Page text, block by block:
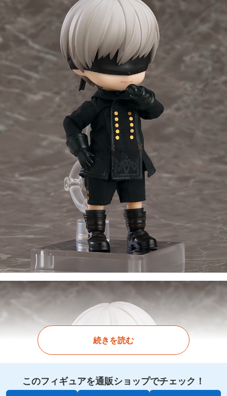
続きを読む
このフィギュアを通販ショップでチェック！